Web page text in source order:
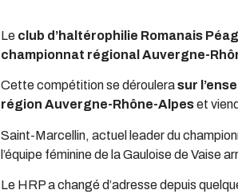
Le club d’haltérophilie Romanais
championnat régional Auvergne-
Cette compétition se déroulerasur
région Auvergne-Rhône-Alpeset
Saint-Marcellin, actuel leader du
l’équipe féminine de la Gauloise de Vaise
Le HRP a changé d’adresse depuis